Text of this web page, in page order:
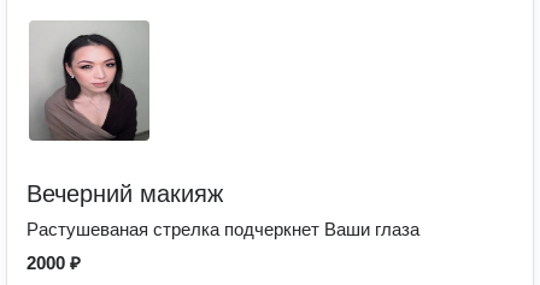
Вечерний макияж
Растушеваная стрелка подчеркнет Ваши глаза
2000 ₽